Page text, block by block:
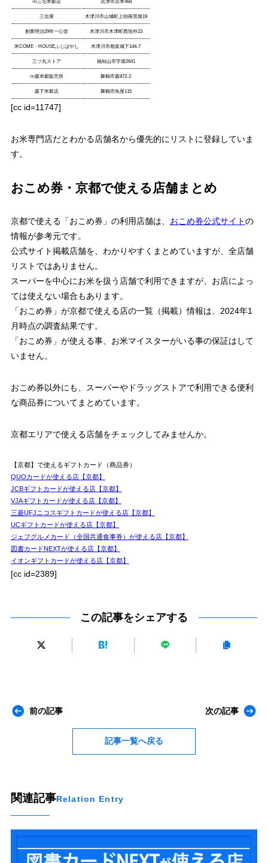
㈲三宅米穀店 宮津市宮本468
三吉屋 木津川市山城町上狛南荒堀19
創業明治29年一心堂 木津川市木津町西垣外23
米COME・HOUSEふじばやし 木津川市相楽城下144-7
三ツ丸ストア 福知山市字堀2641
㈲森米穀販売所 舞鶴市森872-2
森下米穀店 舞鶴市魚屋115
[cc id=11747]
お米専門店だとわかる店舗名から優先的にリストに登録していま
す。
おこめ券・京都で使える店舗まとめ
京都で使える「おこめ券」の利用店舗は、 おこめ券公式サイトの
情報が参考元です。
公式サイト掲載店舗を、わかりやすくまとめていますが、全店舗
リストではありません。
スーパーを中心にお米を扱う店舗で利用できますが、お店によっ
ては使えない場合もあります。
「おこめ券」が京都で使える店の一覧（掲載）情報は、 2024年1
月時点の調査結果です。
「おこめ券」が使える事、お米マイスターがいる事の保証はして
いません。
おこめ券以外にも、スーパーやドラッグストアで利用できる便利
な商品券についてまとめています。
京都エリアで使える店舗をチェックしてみませんか。
【京都】で使えるギフトカード（商品券）
QUOカードが使える店【京都】
JCBギフトカードが使える店【京都】
VJAギフトカードが使える店【京都】
三菱UFJニコスギフトカードが使える店【京都】
UCギフトカードが使える店【京都】
ジェフグルメカード（全国共通食事券）が使える店【京都】
図書カードNEXTが使える店【京都】
イオンギフトカードが使える店【京都】
[cc id=2389]
この記事をシェアする
前の記事
記事一覧へ戻る
次の記事
関連記事Relation Entry